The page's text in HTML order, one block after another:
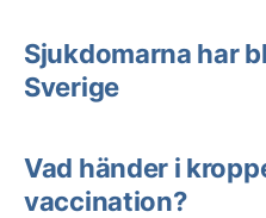
Sjukdomarna har
Sverige
Vad händer i
vaccination?